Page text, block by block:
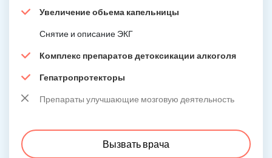
Увеличение обьема капельницы
Снятие и описание ЭКГ
Комплекс препаратов детоксикации алкоголя
Гепатропротекторы
Препараты улучшающие мозговую деятельность
Вызвать врача